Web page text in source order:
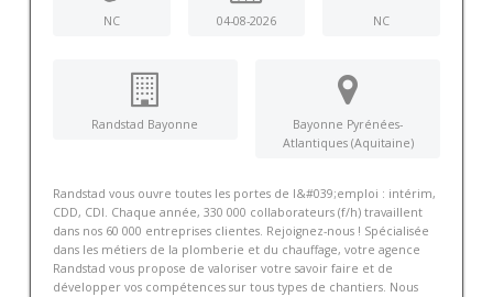
NC 04-08-2026 NC
Randstad Bayonne
Bayonne Pyrénées-
Atlantiques (Aquitaine)
Randstad vous ouvre toutes les portes de l&#039;emploi : intérim,
CDD, CDI. Chaque année, 330 000 collaborateurs (f/h) travaillent
dans nos 60 000 entreprises clientes. Rejoignez-nous ! Spécialisée
dans les métiers de la plomberie et du chauffage, votre agence
Randstad vous propose de valoriser votre savoir faire et de
développer vos compétences sur tous types de chantiers. Nous